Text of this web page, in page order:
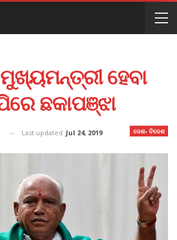
ହେବା
ଛକାପଞ୍ଝା
ଦେଶ- ବିଦେଶ
Last updated Jul 24, 2019